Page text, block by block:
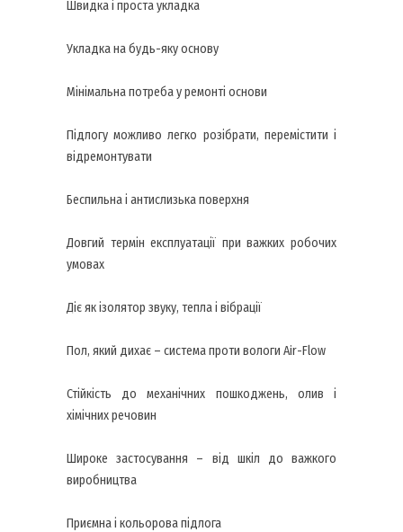
Швидка і проста укладка
Укладка на будь-яку основу
Мінімальна потреба у ремонті основи
Підлогу можливо легко розібрати, перемістити і
відремонтувати
Беспильна і антислизька поверхня
Довгий термін експлуатації при важких робочих
умовах
Діє як ізолятор звуку, тепла і вібрації
Пол, який дихає – система проти вологи Air-Flow
Стійкість до механічних пошкоджень, олив і
хімічних речовин
Широке застосування – від шкіл до важкого
виробництва
Приємна і кольорова підлога